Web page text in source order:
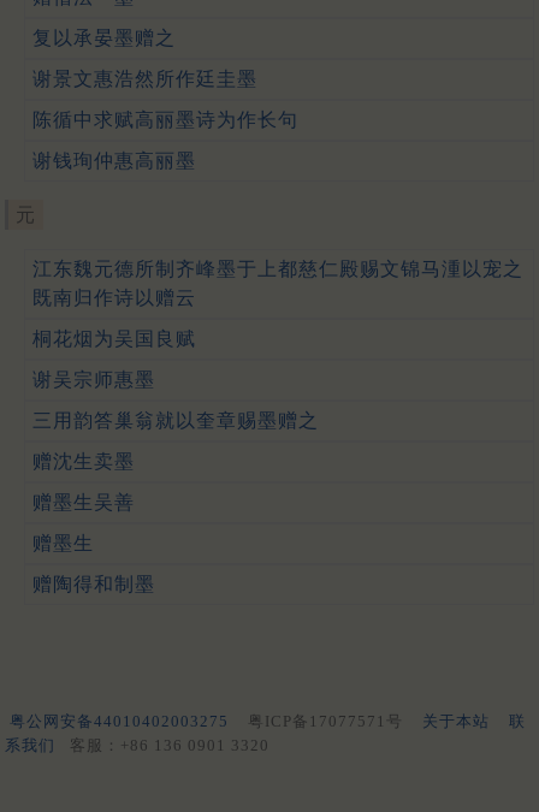
复以承晏墨赠之
谢景文惠浩然所作廷圭墨
陈循中求赋高丽墨诗为作长句
谢钱珣仲惠高丽墨
元
江东魏元德所制齐峰墨于上都慈仁殿赐文锦马湩以宠之
既南归作诗以赠云
桐花烟为吴国良赋
谢吴宗师惠墨
三用韵答巢翁就以奎章赐墨赠之
赠沈生卖墨
赠墨生吴善
赠墨生
赠陶得和制墨
粤公网安备44010402003275 粤ICP备17077571号 关于本站
联
系我们
客服：+86 136 0901 3320